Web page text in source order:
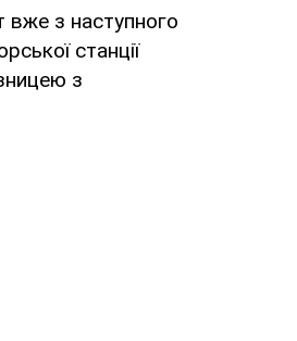
вже з наступного
станції
з